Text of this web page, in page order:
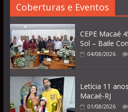
Coberturas e Eventos
CEPE Macaé
Sol – Baile
04/08/2026
Letícia 11
Macaé-RJ
01/08/2026